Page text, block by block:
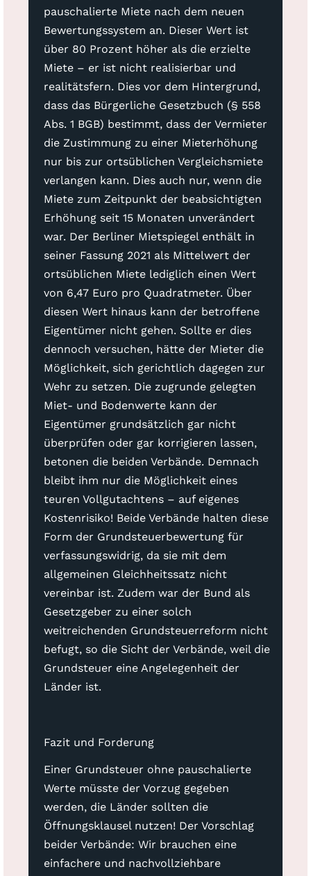
pauschalierte Miete nach dem neuen
Bewertungssystem an. Dieser Wert ist
über 80 Prozent höher als die erzielte
Miete – er ist nicht realisierbar und
realitätsfern. Dies vor dem Hintergrund,
dass das Bürgerliche Gesetzbuch (§ 558
Abs. 1 BGB) bestimmt, dass der Vermieter
die Zustimmung zu einer Mieterhöhung
nur bis zur ortsüblichen Vergleichsmiete
verlangen kann. Dies auch nur, wenn die
Miete zum Zeitpunkt der beabsichtigten
Erhöhung seit 15 Monaten unverändert
war. Der Berliner Mietspiegel enthält in
seiner Fassung 2021 als Mittelwert der
ortsüblichen Miete lediglich einen Wert
von 6,47 Euro pro Quadratmeter. Über
diesen Wert hinaus kann der betroffene
Eigentümer nicht gehen. Sollte er dies
dennoch versuchen, hätte der Mieter die
Möglichkeit, sich gerichtlich dagegen zur
Wehr zu setzen. Die zugrunde gelegten
Miet- und Bodenwerte kann der
Eigentümer grundsätzlich gar nicht
überprüfen oder gar korrigieren lassen,
betonen die beiden Verbände. Demnach
bleibt ihm nur die Möglichkeit eines
teuren Vollgutachtens – auf eigenes
Kostenrisiko! Beide Verbände halten diese
Form der Grundsteuerbewertung für
verfassungswidrig, da sie mit dem
allgemeinen Gleichheitssatz nicht
vereinbar ist. Zudem war der Bund als
Gesetzgeber zu einer solch
weitreichenden Grundsteuerreform nicht
befugt, so die Sicht der Verbände, weil die
Grundsteuer eine Angelegenheit der
Länder ist.
Fazit und Forderung
Einer Grundsteuer ohne pauschalierte
Werte müsste der Vorzug gegeben
werden, die Länder sollten die
Öffnungsklausel nutzen! Der Vorschlag
beider Verbände: Wir brauchen eine
einfachere und nachvollziehbare